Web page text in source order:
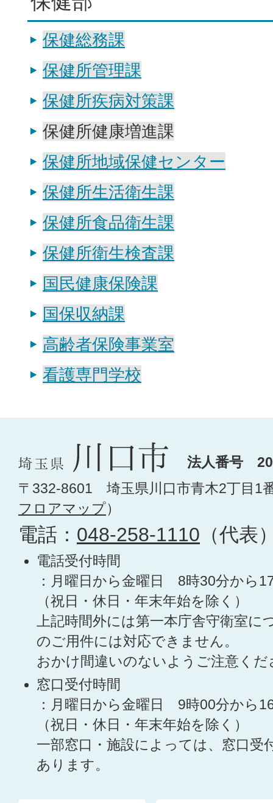
保健総務課
保健所管理課
保健所疾病対策課
保健所健康増進課
保健所地域保健センター
保健所生活衛生課
保健所食品衛生課
保健所衛生検査課
国民健康保険課
国保収納課
高齢者保険事業室
看護専門学校
法人番号
〒332-8601 埼玉県川口市青木2丁目1
フロアマップ）
電話： 048-258-1110 （代表
電話受付時間
：月曜日から金曜日 8時30分から
（祝日・休日・年末年始を除く）
上記時間外には第一本庁舎守衛室に
のご用件には対応できません。
おかけ間違いのないようご注意くだ
窓口受付時間
：月曜日から金曜日 9時00分から
（祝日・休日・年末年始を除く）
一部窓口・施設によっては、窓口受
あります。